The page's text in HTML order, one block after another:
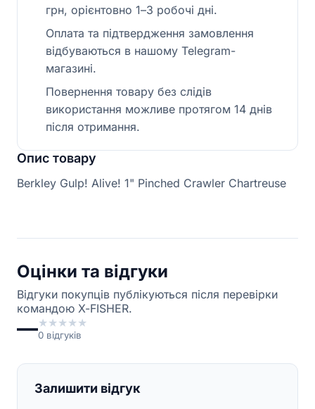
грн, орієнтовно 1–3 робочі дні.
Оплата та підтвердження замовлення
відбуваються в нашому Telegram-
магазині.
Повернення товару без слідів
використання можливе протягом 14 днів
після отримання.
Опис товару
Berkley Gulp! Alive! 1" Pinched Crawler Chartreuse
Оцінки та відгуки
Відгуки покупців публікуються після перевірки
командою X-FISHER.
—★★★★★
0 відгуків
Залишити відгук